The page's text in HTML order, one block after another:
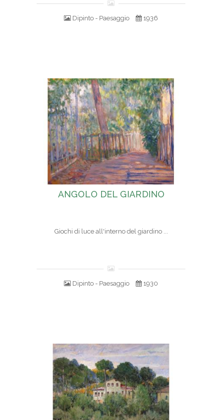
Dipinto - Paesaggio 1936
ANGOLO DEL GIARDINO
Giochi di luce all'interno del giardino ...
Dipinto - Paesaggio 1930